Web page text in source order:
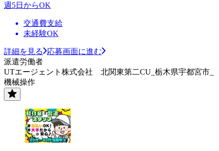
週5日からOK
交通費支給
未経験OK
詳細を見る
応募画面に進む
派遣労働者
UTエージェント株式会社 北関東第二CU_栃木県宇都宮市_
機械操作